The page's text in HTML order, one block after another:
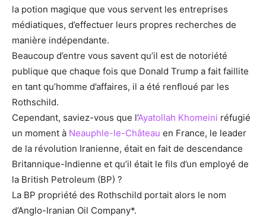
la potion magique que vous servent les entreprises
médiatiques, d’effectuer leurs propres recherches de
manière indépendante.
Beaucoup d’entre vous savent qu’il est de notoriété
publique que chaque fois que Donald Trump a fait faillite
en tant qu’homme d’affaires, il a été renfloué par les
Rothschild.
Cependant, saviez-vous que l’Ayatollah Khomeini réfugié
un moment à Neauphle-le-Château en France, le leader
de la révolution Iranienne, était en fait de descendance
Britannique-Indienne et qu’il était le fils d’un employé de
la British Petroleum (BP) ?
La BP propriété des Rothschild portait alors le nom
d’Anglo-Iranian Oil Company*.